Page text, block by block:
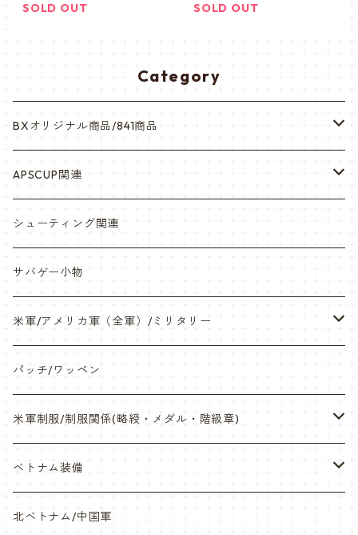
SOLD OUT
SOLD OUT
Category
BXオリジナル商品/841商品
シール・ステッカー（UV加工）
缶バッチ
帽子・Tシャツ・エプロン
ネックレス・アクセサリー・スマホケース
サンダル・Bag
サバゲー装備品・バッテリー
オリジナルパッチ
841マスク・BDUカスタム
APSCUP関連
岡崎APS部
本体・BB弾・小物類
シューティング関連
サバゲー小物
米軍/アメリカ軍（全軍）/ミリタリー
海兵隊/USMC
陸軍/USARMY
空軍/USAF
海軍/USN
パッチ/ワッペン
米軍制服/制服関係(略綬・メダル・階級章)
略綬・リボンバー・メダル等
ピンズ類 階級章(ランク)・資格章等
ベトナム装備
サムズミリタリ屋さん
北ベトナム/中国軍